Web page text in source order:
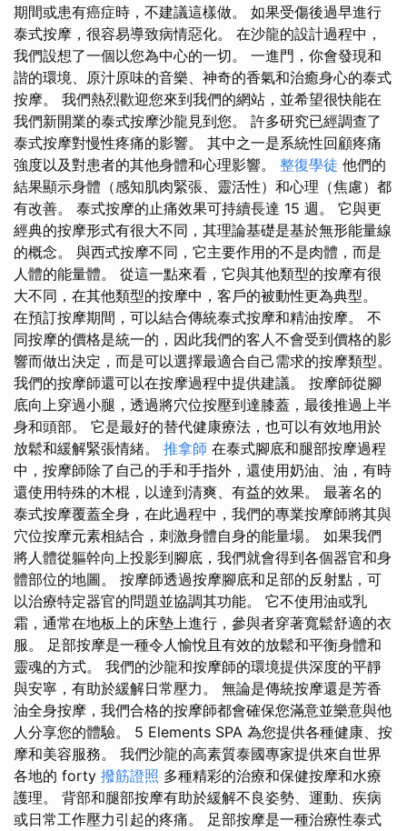
期間或患有癌症時，不建議這樣做。 如果受傷後過早進行
泰式按摩，很容易導致病情惡化。 在沙龍的設計過程中，
我們設想了一個以您為中心的一切。 一進門，你會發現和
諧的環境、原汁原味的音樂、神奇的香氣和治癒身心的泰式
按摩。 我們熱烈歡迎您來到我們的網站，並希望很快能在
我們新開業的泰式按摩沙龍見到您。 許多研究已經調查了
泰式按摩對慢性疼痛的影響。 其中之一是系統性回顧疼痛
強度以及對患者的其他身體和心理影響。 整復學徒 他們的
結果顯示身體（感知肌肉緊張、靈活性）和心理（焦慮）都
有改善。 泰式按摩的止痛效果可持續長達 15 週。 它與更
經典的按摩形式有很大不同，其理論基礎是基於無形能量線
的概念。 與西式按摩不同，它主要作用的不是肉體，而是
人體的能量體。 從這一點來看，它與其他類型的按摩有很
大不同，在其他類型的按摩中，客戶的被動性更為典型。
在預訂按摩期間，可以結合傳統泰式按摩和精油按摩。 不
同按摩的價格是統一的，因此我們的客人不會受到價格的影
響而做出決定，而是可以選擇最適合自己需求的按摩類型。
我們的按摩師還可以在按摩過程中提供建議。 按摩師從腳
底向上穿過小腿，透過將穴位按壓到達膝蓋，最後推過上半
身和頭部。 它是最好的替代健康療法，也可以有效地用於
放鬆和緩解緊張情緒。 推拿師 在泰式腳底和腿部按摩過程
中，按摩師除了自己的手和手指外，還使用奶油、油，有時
還使用特殊的木棍，以達到清爽、有益的效果。 最著名的
泰式按摩覆蓋全身，在此過程中，我們的專業按摩師將其與
穴位按摩元素相結合，刺激身體自身的能量場。 如果我們
將人體從軀幹向上投影到腳底，我們就會得到各個器官和身
體部位的地圖。 按摩師透過按摩腳底和足部的反射點，可
以治療特定器官的問題並協調其功能。 它不使用油或乳
霜，通常在地板上的床墊上進行，參與者穿著寬鬆舒適的衣
服。 足部按摩是一種令人愉悅且有效的放鬆和平衡身體和
靈魂的方式。 我們的沙龍和按摩師的環境提供深度的平靜
與安寧，有助於緩解日常壓力。 無論是傳統按摩還是芳香
油全身按摩，我們合格的按摩師都會確保您滿意並樂意與他
人分享您的體驗。 5 Elements SPA 為您提供各種健康、按
摩和美容服務。 我們沙龍的高素質泰國專家提供來自世界
各地的 forty 撥筋證照 多種精彩的治療和保健按摩和水療
護理。 背部和腿部按摩有助於緩解不良姿勢、運動、疾病
或日常工作壓力引起的疼痛。 足部按摩是一種治療性泰式